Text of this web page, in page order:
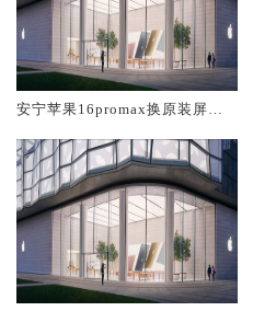
安宁苹果16promax换原装屏幕